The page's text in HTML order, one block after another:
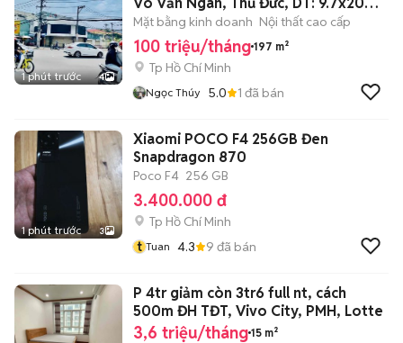
1 phút trước 4
trệt 1 lầu
Mặt bằng kinh doanh Nội thất cao cấp
100 triệu/tháng 197 m²
Tp Hồ Chí Minh
Ngọc Thúy 5.0 1 đã bán
1 phút trước 3
Xiaomi POCO F4 256GB Đen
Snapdragon 870
Poco F4 256 GB
3.400.000 đ
Tp Hồ Chí Minh
t Tuan 4.3 9 đã bán
P 4tr giảm còn 3tr6 full nt, cách
500m ĐH TĐT, Vivo City, PMH, Lotte
3,6 triệu/tháng 15 m²